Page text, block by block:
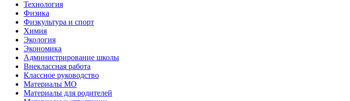
Технология
Физика
Физкультура и спорт
Химия
Экология
Экономика
Администрирование школы
Внеклассная работа
Классное руководство
Материалы МО
Материалы для родителей